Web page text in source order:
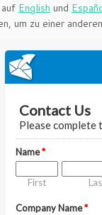
English und
um zu einer